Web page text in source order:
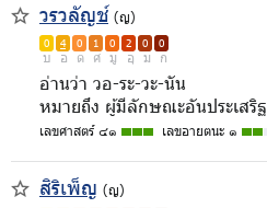
วรวลัญช์ (ญ)
0 4 0 1 0 2 0 0
บ อ ด ศ มู อุ ม ก
อ่านว่า วอ-ระ-วะ-นัน
หมายถึง ผู้มีลักษณะอันประเสริฐ
เลขศาสตร์ ๔๑ เลขอายตนะ ๑
สิริเพ็ญ (ญ)